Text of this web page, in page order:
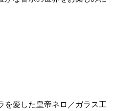
愛した皇帝ネロ／ガラス工